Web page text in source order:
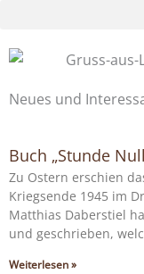
springen
Neues und
Buch „Stunde
Zu Ostern erschien
Kriegsende 1945 im
Matthias Daberstiel
und geschrieben,
Weiterlesen »